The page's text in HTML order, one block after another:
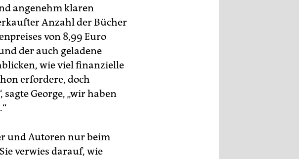
angenehm klaren
Anzahl der Bücher
von 8,99 Euro
der auch geladene
wie viel finanzielle
erfordere, doch
George, „wir haben
und Autoren nur beim
verwies darauf, wie